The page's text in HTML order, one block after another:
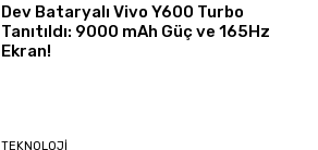
Dev Bataryalı Vivo Y600 Turbo
Tanıtıldı: 9000 mAh Güç ve 165Hz
Ekran!
TEKNOLOJI